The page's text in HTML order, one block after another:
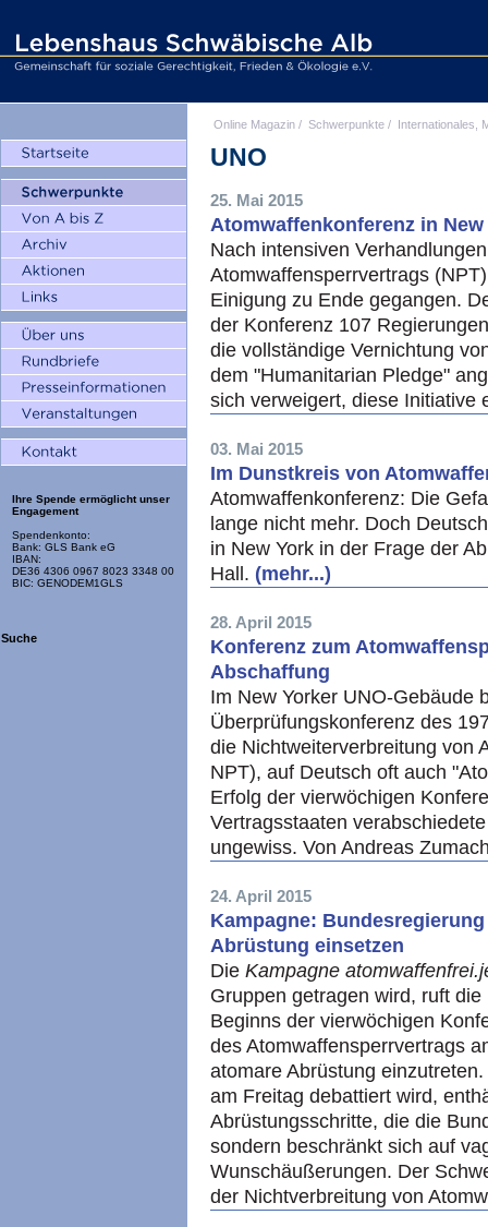
Ihre Spende ermöglicht unser
Engagement
Spendenkonto:
Bank: GLS Bank eG
IBAN:
DE36 4306 0967 8023 3348 00
BIC: GENODEM1GLS
Suche
Online Magazin / Schwerpunkte / Internationales,
UNO
25. Mai 2015
Atomwaffenkonferenz in
Nach intensiven
Atomwaffensperrvertrags
Einigung zu Ende gegangen.
der Konferenz 107
die vollständige Vernichtung
dem "Humanitarian Pledge"
sich verweigert, diese Initiative
03. Mai 2015
Im Dunstkreis von
Atomwaffenkonferenz: Die
lange nicht mehr. Doch
in New York in der Frage der
Hall. (mehr...)
28. April 2015
Konferenz zum
Abschaffung
Im New Yorker UNO-Gebäude
Überprüfungskonferenz des
die Nichtweiterverbreitung von
NPT), auf Deutsch oft auch
Erfolg der vierwöchigen
Vertragsstaaten
ungewiss. Von Andreas
24. April 2015
Kampagne:
Abrüstung einsetzen
Die Kampagne
Gruppen getragen wird, ruft
Beginns der vierwöchigen
des Atomwaffensperrvertrags
atomare Abrüstung
am Freitag debattiert wird,
Abrüstungsschritte, die die
sondern beschränkt sich auf
Wunschäußerungen. Der
der Nichtverbreitung von